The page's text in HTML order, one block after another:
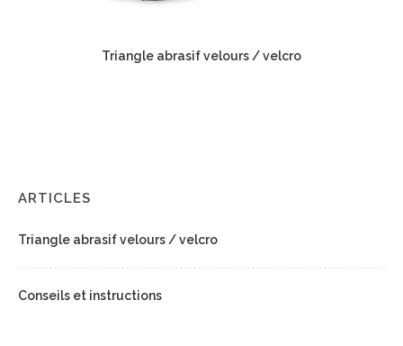
Triangle abrasif velours / velcro
ARTICLES
Triangle abrasif velours / velcro
Conseils et instructions